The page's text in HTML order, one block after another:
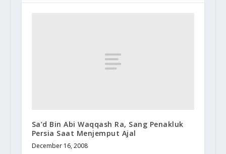
Sa’d Bin Abi Waqqash Ra, Sang Penakluk
Persia Saat Menjemput Ajal
December 16, 2008